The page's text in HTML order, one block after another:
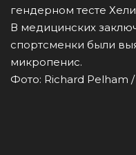
гендерном тесте
В медицинских
спортсменки были
микропенис.
Фото: Richard Pelham